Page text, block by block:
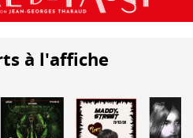
à l'affiche